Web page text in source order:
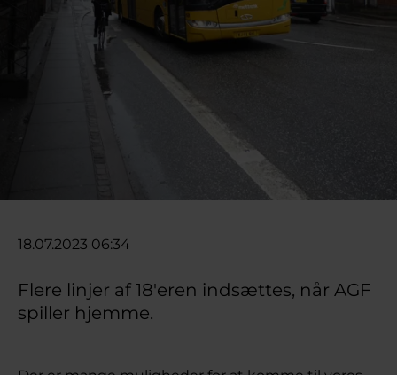
18.07.2023 06:34
Flere linjer af 18'eren indsættes, når AGF
spiller hjemme.